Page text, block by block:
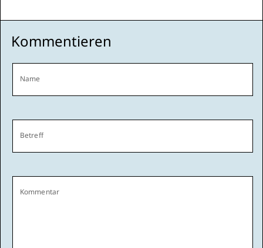
Kommentieren
Name
Betreff
Kommentar